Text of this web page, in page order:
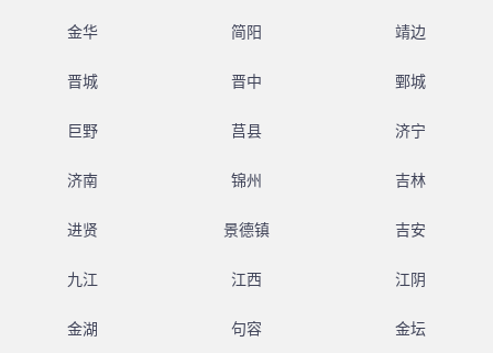
金华 简阳 靖边
晋城 晋中 鄄城
巨野 莒县 济宁
济南 锦州 吉林
进贤 景德镇 吉安
九江 江西 江阴
金湖 句容 金坛